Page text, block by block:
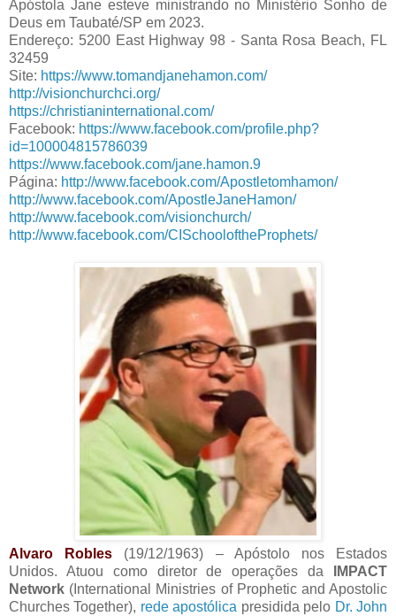
Apóstola Jane esteve ministrando no Ministério Sonho de
Deus em Taubaté/SP em 2023.
Endereço: 5200 East Highway 98 - Santa Rosa Beach, FL
32459
Site: https://www.tomandjanehamon.com/
http://visionchurchci.org/
https://christianinternational.com/
Facebook: https://www.facebook.com/profile.php?
id=100004815786039
https://www.facebook.com/jane.hamon.9
Página: http://www.facebook.com/Apostletomhamon/
http://www.facebook.com/ApostleJaneHamon/
http://www.facebook.com/visionchurch/
http://www.facebook.com/CISchooloftheProphets/
Alvaro Robles (19/12/1963) – Apóstolo nos Estados
Unidos. Atuou como diretor de operações da
IMPACT
Network (International Ministries of Prophetic and Apostolic
Churches Together), rede apostólica presidida pelo Dr. John